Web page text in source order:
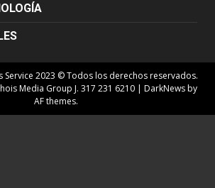
Service 2023 © Todos los derechos reservados.
Media Group J. 317 231 6210 | DarkNewsby
AF themes.